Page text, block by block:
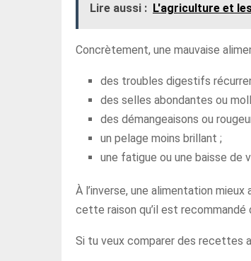
Lire aussi : L'agriculture et
Concrètement, une mauvaise
des troubles digestifs
des selles abondantes ou
des démangeaisons ou
un pelage moins brillant ;
une fatigue ou une baisse de
À l’inverse, une alimentation
cette raison qu’il est recommandé
Si tu veux comparer des recettes